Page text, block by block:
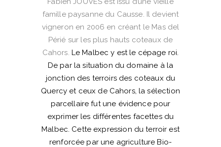
famille paysanne du Causse. Il devient
vigneron en 2006 en créant le Mas del
Périé sur les plus hauts coteaux de
Cahors. Le Malbec y est le cépage roi.
De par la situation du domaine à la
jonction des terroirs des coteaux du
Quercy et ceux de Cahors, la sélection
parcellaire fut une évidence pour
exprimer les différentes facettes du
Malbec. Cette expression du terroir est
renforcée par une agriculture Bio-